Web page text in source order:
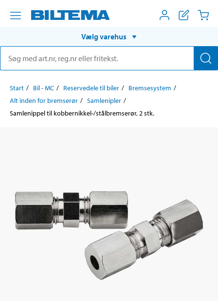
Vælg varehus
Start Bil - MC Reservedele til biler
Bremsesystem
Alt inden for bremserør
Samlenipler
Samlenippel til kobbernikkel-/stålbremserør, 2 stk.